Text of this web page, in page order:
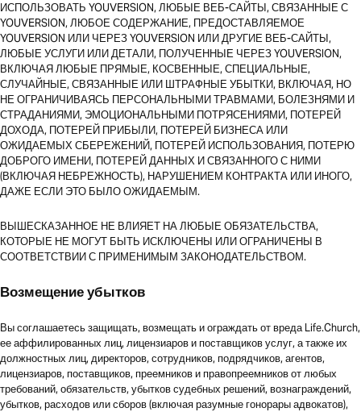
ИСПОЛЬЗОВАТЬ YOUVERSION, ЛЮБЫЕ ВЕБ-САЙТЫ, СВЯЗАННЫЕ С
YOUVERSION, ЛЮБОЕ СОДЕРЖАНИЕ, ПРЕДОСТАВЛЯЕМОЕ
YOUVERSION ИЛИ ЧЕРЕЗ YOUVERSION ИЛИ ДРУГИЕ ВЕБ-САЙТЫ,
ЛЮБЫЕ УСЛУГИ ИЛИ ДЕТАЛИ, ПОЛУЧЕННЫЕ ЧЕРЕЗ YOUVERSION,
ВКЛЮЧАЯ ЛЮБЫЕ ПРЯМЫЕ, КОСВЕННЫЕ, СПЕЦИАЛЬНЫЕ,
СЛУЧАЙНЫЕ, СВЯЗАННЫЕ ИЛИ ШТРАФНЫЕ УБЫТКИ, ВКЛЮЧАЯ, НО
НЕ ОГРАНИЧИВАЯСЬ ПЕРСОНАЛЬНЫМИ ТРАВМАМИ, БОЛЕЗНЯМИ И
СТРАДАНИЯМИ, ЭМОЦИОНАЛЬНЫМИ ПОТРЯСЕНИЯМИ, ПОТЕРЕЙ
ДОХОДА, ПОТЕРЕЙ ПРИБЫЛИ, ПОТЕРЕЙ БИЗНЕСА ИЛИ
ОЖИДАЕМЫХ СБЕРЕЖЕНИЙ, ПОТЕРЕЙ ИСПОЛЬЗОВАНИЯ, ПОТЕРЮ
ДОБРОГО ИМЕНИ, ПОТЕРЕЙ ДАННЫХ И СВЯЗАННОГО С НИМИ
(ВКЛЮЧАЯ НЕБРЕЖНОСТЬ), НАРУШЕНИЕМ КОНТРАКТА ИЛИ ИНОГО,
ДАЖЕ ЕСЛИ ЭТО БЫЛО ОЖИДАЕМЫМ.
ВЫШЕСКАЗАННОЕ НЕ ВЛИЯЕТ НА ЛЮБЫЕ ОБЯЗАТЕЛЬСТВА,
КОТОРЫЕ НЕ МОГУТ БЫТЬ ИСКЛЮЧЕНЫ ИЛИ ОГРАНИЧЕНЫ В
СООТВЕТСТВИИ С ПРИМЕНИМЫМ ЗАКОНОДАТЕЛЬСТВОМ.
Возмещение убытков
Вы соглашаетесь защищать, возмещать и ограждать от вреда Life.Church,
ее аффилированных лиц, лицензиаров и поставщиков услуг, а также их
должностных лиц, директоров, сотрудников, подрядчиков, агентов,
лицензиаров, поставщиков, преемников и правопреемников от любых
требований, обязательств, убытков судебных решений, вознаграждений,
убытков, расходов или сборов (включая разумные гонорары адвокатов),